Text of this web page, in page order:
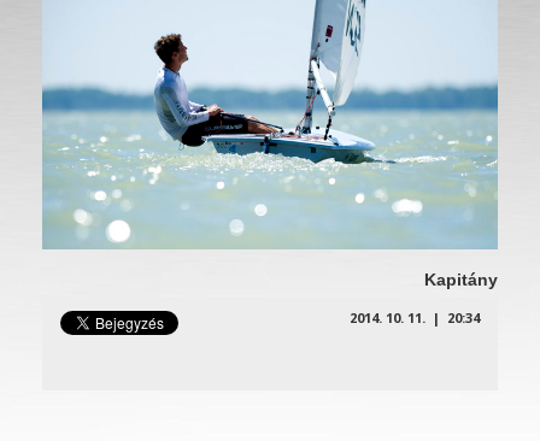
Kapitány
2014. 10. 11. | 20:34